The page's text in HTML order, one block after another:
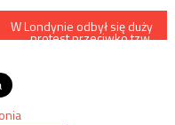
W Londynie odbył się duży
protest przeciwko tzw.